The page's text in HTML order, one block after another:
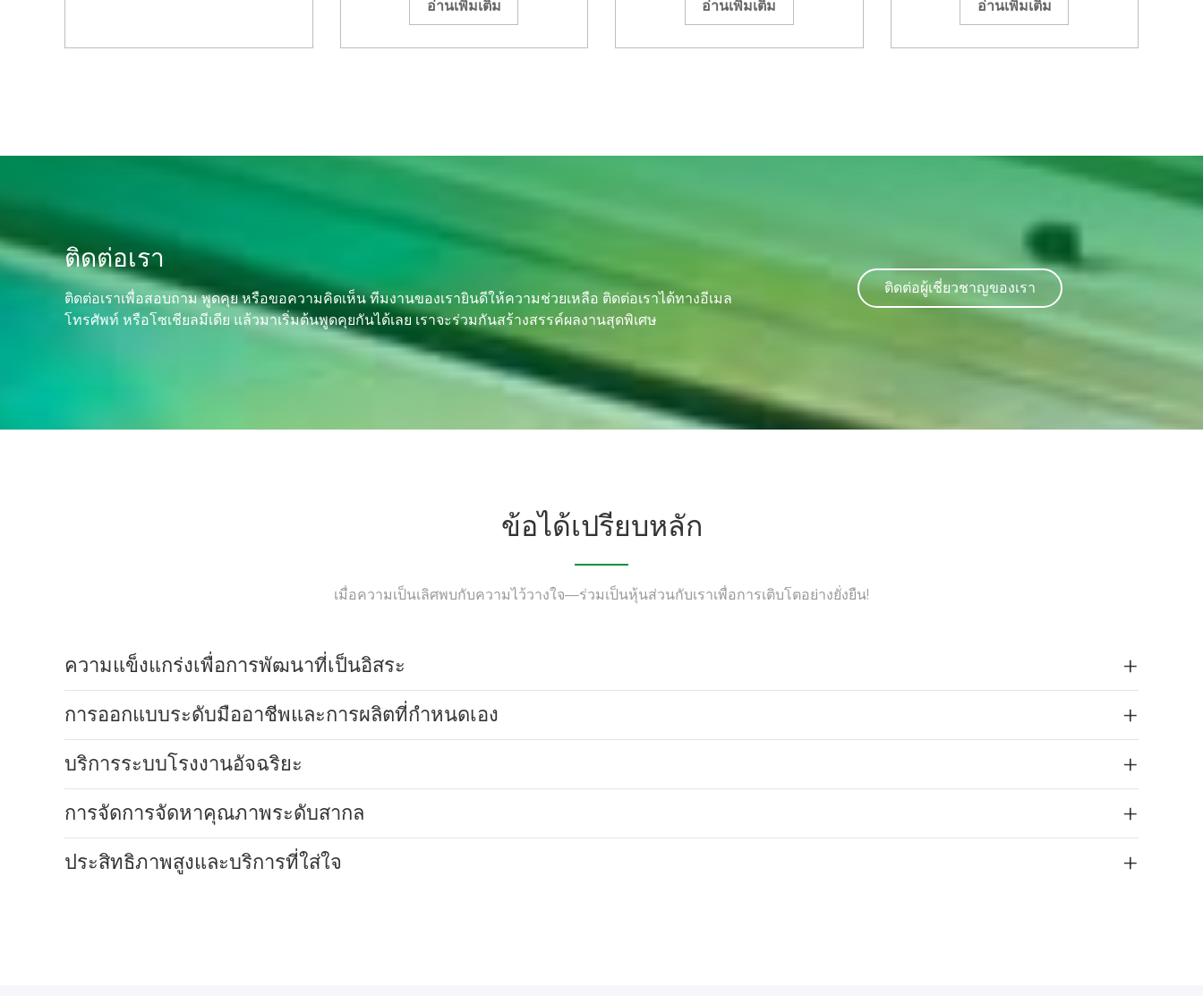
อ่านเพิ่มเติม อ่านเพิ่มเติม อ่านเพิ่มเติม
ติดต่อเรา
ติดต่อเราเพื่อสอบถาม พูดคุย หรือขอความคิดเห็น ทีมงานของเรายินดีให้ความช่วยเหลือ ติดต่อเราได้ทางอีเมล
โทรศัพท์ หรือโซเชียลมีเดีย แล้วมาเริ่มต้นพูดคุยกันได้เลย เราจะร่วมกันสร้างสรรค์ผลงานสุดพิเศษ
ติดต่อผู้เชี่ยวชาญของเรา
ข้อได้เปรียบหลัก
เมื่อความเป็นเลิศพบกับความไว้วางใจ—ร่วมเป็นหุ้นส่วนกับเราเพื่อการเติบโตอย่างยั่งยืน!
ความแข็งแกร่งเพื่อการพัฒนาที่เป็นอิสระ
การออกแบบระดับมืออาชีพและการผลิตที่กำหนดเอง
บริการระบบโรงงานอัจฉริยะ
การจัดการจัดหาคุณภาพระดับสากล
ประสิทธิภาพสูงและบริการที่ใส่ใจ